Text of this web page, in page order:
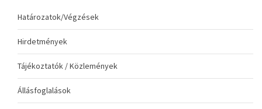
Határozatok/Végzések
Hirdetmények
Tájékoztatók / Közlemények
Állásfoglalások